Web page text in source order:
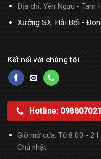
Địa chỉ: Yên Ngưu - Tam
Xưởng SX: Hải Bối -
Kết nối với chúng tôi
Hotline:
Giờ mở cửa: Từ 8:00 -
Chủ nhật.